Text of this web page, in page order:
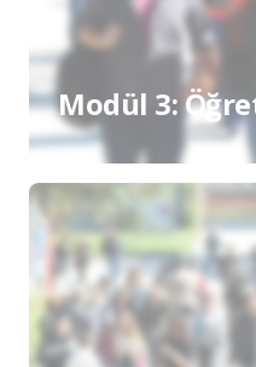
Modül 3: